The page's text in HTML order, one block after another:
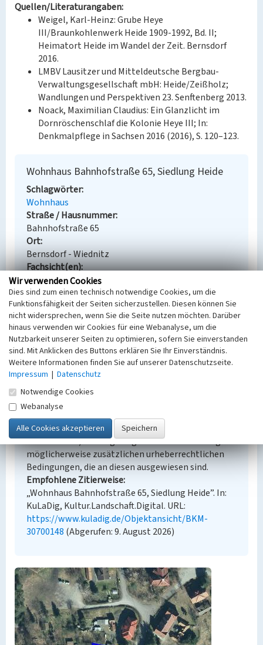
Quellen/Literaturangaben:
Weigel, Karl-Heinz: Grube Heye
III/Braunkohlenwerk Heide 1909-1992, Bd. II;
Heimatort Heide im Wandel der Zeit. Bernsdorf
2016.
LMBV Lausitzer und Mitteldeutsche Bergbau-
Verwaltungsgesellschaft mbH: Heide/Zeißholz;
Wandlungen und Perspektiven 23. Senftenberg 2013.
Noack, Maximilian Claudius: Ein Glanzlicht im
Dornröschenschlaf die Kolonie Heye III; In:
Denkmalpflege in Sachsen 2016 (2016), S. 120–123.
Wohnhaus Bahnhofstraße 65, Siedlung Heide
Schlagwörter
Wohnhaus
Straße / Hausnummer
Bahnhofstraße 65
Ort
Bernsdorf - Wiednitz
Fachsicht(en)
Denkmalpflege
Erfassungsmaßstab
Keine Angabe
Erfassungsmethode
Übernahme aus externer Fachdatenbank
Empfohlene Zitierweise
Urheberrechtlicher Hinweis
Der hier präsentierte Inhalt steht unter der freien
Lizenz CC BY-NC 4.0 (Namensnennung, nicht
kommerziell). Die angezeigten Medien unterliegen
möglicherweise zusätzlichen urheberrechtlichen
Bedingungen, die an diesen ausgewiesen sind.
Empfohlene Zitierweise
„Wohnhaus Bahnhofstraße 65, Siedlung Heide”. In:
KuLaDig, Kultur.Landschaft.Digital. URL:
https://www.kuladig.de/Objektansicht/BKM-
30700148 (Abgerufen: 9. August 2026)
Wir verwenden Cookies
Dies sind zum einen technisch notwendige Cookies, um die
Funktionsfähigkeit der Seiten sicherzustellen. Diesen können Sie
nicht widersprechen, wenn Sie die Seite nutzen möchten. Darüber
hinaus verwenden wir Cookies für eine Webanalyse, um die
Nutzbarkeit unserer Seiten zu optimieren, sofern Sie einverstanden
sind. Mit Anklicken des Buttons erklären Sie Ihr Einverständnis.
Weitere Informationen finden Sie auf unserer Datenschutzseite.
Impressum | Datenschutz
Notwendige Cookies
Webanalyse